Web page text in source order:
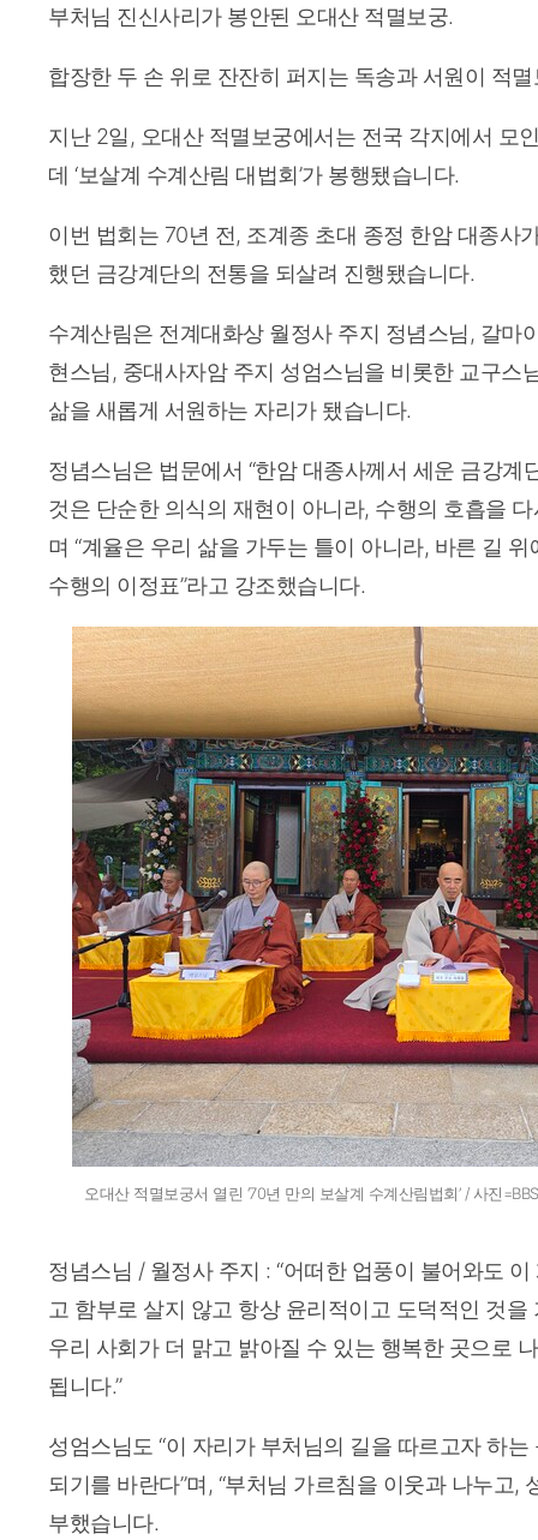
부처님 진신사리가 봉안된 오대산 적멸보궁.
합장한 두 손 위로 잔잔히 퍼지는 독송과 서원이 적
지난 2일, 오대산 적멸보궁에서는 전국 각지에서 모
데 ‘보살계 수계산림 대법회’가 봉행됐습니다.
이번 법회는 70년 전, 조계종 초대 종정 한암 대종사
했던 금강계단의 전통을 되살려 진행됐습니다.
수계산림은 전계대화상 월정사 주지 정념스님, 갈마
현스님, 중대사자암 주지 성엄스님을 비롯한 교구스
삶을 새롭게 서원하는 자리가 됐습니다.
정념스님은 법문에서 “한암 대종사께서 세운 금강계
것은 단순한 의식의 재현이 아니라, 수행의 호흡을
며 “계율은 우리 삶을 가두는 틀이 아니라, 바른 길
수행의 이정표”라고 강조했습니다.
오대산 적멸보궁서 열린 ‘70년 만의 보살계 수계산림법회’ / 사진
정념스님 / 월정사 주지 : “어떠한 업풍이 불어와도
고 함부로 살지 않고 항상 윤리적이고 도덕적인 것
우리 사회가 더 맑고 밝아질 수 있는 행복한 곳으로
됩니다.”
성엄스님도 “이 자리가 부처님의 길을 따르고자 하
되기를 바란다”며, “부처님 가르침을 이웃과 나누고,
부했습니다.